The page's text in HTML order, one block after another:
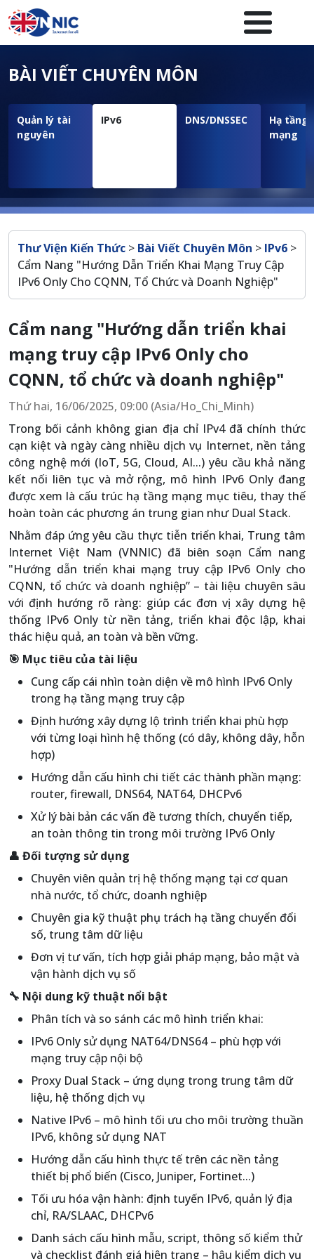
Nhảy đến nội dung
Menuheader của website
BÀI VIẾT CHUYÊN MÔN
Quản lý tài
nguyên
IPv6 DNS/DNSSEC
Hạ tầng
mạng
Breadcrumb
Thư Viện Kiến Thức > Bài Viết Chuyên Môn > IPv6 >
Cẩm Nang "Hướng Dẫn Triển Khai Mạng Truy Cập
IPv6 Only Cho CQNN, Tổ Chức và Doanh Nghiệp"
Cẩm nang "Hướng dẫn triển khai
mạng truy cập IPv6 Only cho
CQNN, tổ chức và doanh nghiệp"
Thứ hai, 16/06/2025, 09:00 (Asia/Ho_Chi_Minh)
Trong bối cảnh không gian địa chỉ IPv4 đã chính thức
cạn kiệt và ngày càng nhiều dịch vụ Internet, nền tảng
công nghệ mới (IoT, 5G, Cloud, AI...) yêu cầu khả năng
kết nối liên tục và mở rộng, mô hình IPv6 Only đang
được xem là cấu trúc hạ tầng mạng mục tiêu, thay thế
hoàn toàn các phương án trung gian như Dual Stack.
Nhằm đáp ứng yêu cầu thực tiễn triển khai, Trung tâm
Internet Việt Nam (VNNIC) đã biên soạn Cẩm nang
"Hướng dẫn triển khai mạng truy cập IPv6 Only cho
CQNN, tổ chức và doanh nghiệp” – tài liệu chuyên sâu
với định hướng rõ ràng: giúp các đơn vị xây dựng hệ
thống IPv6 Only từ nền tảng, triển khai độc lập, khai
thác hiệu quả, an toàn và bền vững.
🎯 Mục tiêu của tài liệu
Cung cấp cái nhìn toàn diện về mô hình IPv6 Only
trong hạ tầng mạng truy cập
Định hướng xây dựng lộ trình triển khai phù hợp
với từng loại hình hệ thống (có dây, không dây, hỗn
hợp)
Hướng dẫn cấu hình chi tiết các thành phần mạng:
router, firewall, DNS64, NAT64, DHCPv6
Xử lý bài bản các vấn đề tương thích, chuyển tiếp,
an toàn thông tin trong môi trường IPv6 Only
👤 Đối tượng sử dụng
Chuyên viên quản trị hệ thống mạng tại cơ quan
nhà nước, tổ chức, doanh nghiệp
Chuyên gia kỹ thuật phụ trách hạ tầng chuyển đổi
số, trung tâm dữ liệu
Đơn vị tư vấn, tích hợp giải pháp mạng, bảo mật và
vận hành dịch vụ số
🔧 Nội dung kỹ thuật nổi bật
Phân tích và so sánh các mô hình triển khai:
IPv6 Only sử dụng NAT64/DNS64 – phù hợp với
mạng truy cập nội bộ
Proxy Dual Stack – ứng dụng trong trung tâm dữ
liệu, hệ thống dịch vụ
Native IPv6 – mô hình tối ưu cho môi trường thuần
IPv6, không sử dụng NAT
Hướng dẫn cấu hình thực tế trên các nền tảng
thiết bị phổ biến (Cisco, Juniper, Fortinet...)
Tối ưu hóa vận hành: định tuyến IPv6, quản lý địa
chỉ, RA/SLAAC, DHCPv6
Danh sách cấu hình mẫu, script, thông số kiểm thử
và checklist đánh giá hiện trạng – hậu kiểm dịch vụ